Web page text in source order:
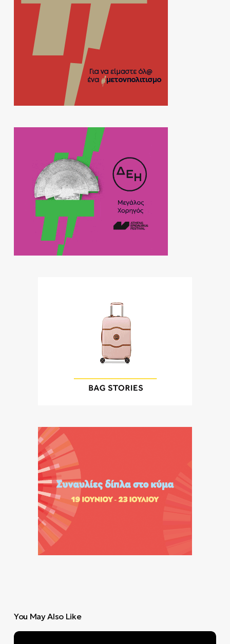
You May Also Like
Ηλέκτρα